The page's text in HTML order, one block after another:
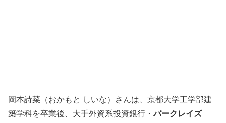
岡本詩菜（おかもと しいな）さんは、京都大学工学部建
築学科を卒業後、大手外資系投資銀行・バークレイズ